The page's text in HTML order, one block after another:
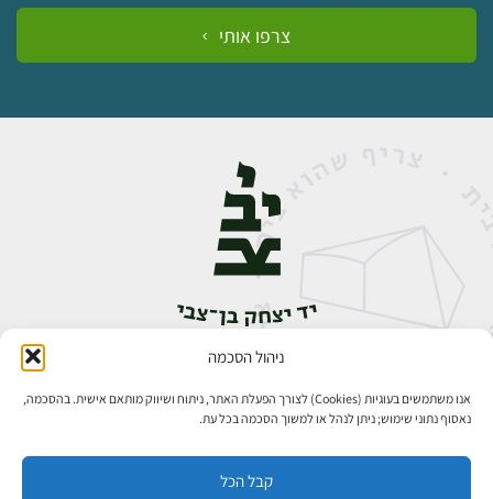
ניהול הסכמה
אנו משתמשים בעוגיות (Cookies) לצורך הפעלת האתר, ניתוח ושיווק מותאם אישית. בהסכמה,
נאסוף נתוני שימוש; ניתן לנהל או למשוך הסכמה בכל עת.
קבל הכל
צרפו אותי
אבן גבירול 14, רחביה, ירושלים